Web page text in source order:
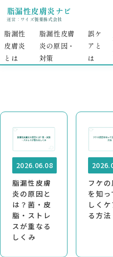
脂漏性皮膚炎ナビ
運営： ワイズ製薬株式会社
脂漏性
皮膚炎
とは
脂漏性皮膚
炎の原因・
対策​​
誤ケ
アと
は
原因
2026.06.08
脂漏性皮膚
炎の原因と
は？菌・皮
脂・ストレ
スが重なる
しくみ
フケ
を知っ
しく
る方法